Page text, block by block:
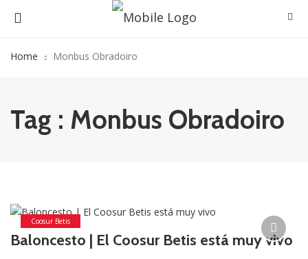
Home Monbus Obradoiro
Tag : Monbus Obradoiro
Coosur Betis
Baloncesto | El Coosur Betis está muy vivo